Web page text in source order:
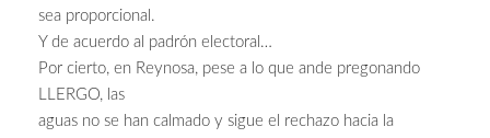
sea proporcional.
Y de acuerdo al padrón electoral…
Por cierto, en Reynosa, pese a lo que ande pregonando
LLERGO, las
aguas no se han calmado y sigue el rechazo hacia la